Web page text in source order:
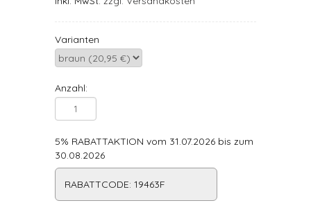
Varianten
Anzahl:
5% RABATTAKTION vom 31.07.2026 bis zum
30.08.2026
RABATTCODE: 19463F